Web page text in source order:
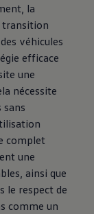
la
transition
véhicules
efficace
une
nécessite
sans
complet
une
ainsi que
le respect de
comme un